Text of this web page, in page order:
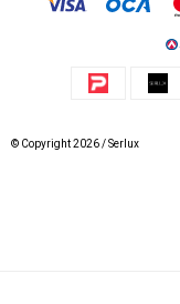
© Copyright 2026 / Serlux